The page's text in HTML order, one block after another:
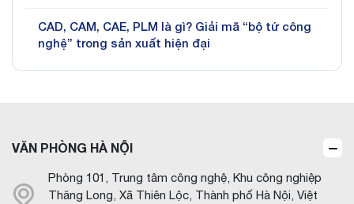
CAD, CAM, CAE, PLM là gì? Giải mã “bộ tứ công
nghệ” trong sản xuất hiện đại
VĂN PHÒNG HÀ NỘI
Phòng 101, Trung tâm công nghệ, Khu công nghiệp
Thăng Long, Xã Thiên Lộc, Thành phố Hà Nội, Việt